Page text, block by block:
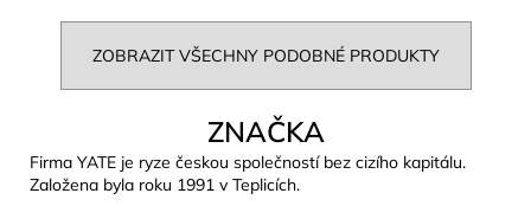
ZOBRAZIT VŠECHNY PODOBNÉ PRODUKTY
ZNAČKA
Firma YATE je ryze českou společností bez cizího kapitálu.
Založena byla roku 1991 v Teplicích.